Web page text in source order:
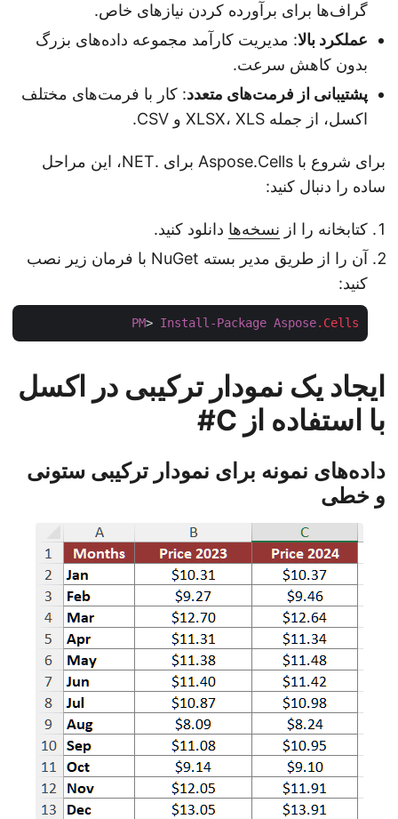
گراف‌ها برای برآورده کردن نیازهای خاص.
عملکرد بالا: مدیریت کارآمد مجموعه داده‌های بزرگ
بدون کاهش سرعت.
پشتیبانی از فرمت‌های متعدد: کار با فرمت‌های مختلف
اکسل، از جمله XLSX، XLS و CSV.
برای شروع با Aspose.Cells برای .NET، این مراحل
ساده را دنبال کنید:
کتابخانه را از نسخه‌هادانلود کنید.
آن را از طریق مدیر بسته NuGet با فرمان زیر نصب
کنید:
PM > Install-Package Aspose.Cells
ایجاد یک نمودار ترکیبی در اکسل
با استفاده از C#
داده‌های نمونه برای نمودار ترکیبی ستونی
و خطی